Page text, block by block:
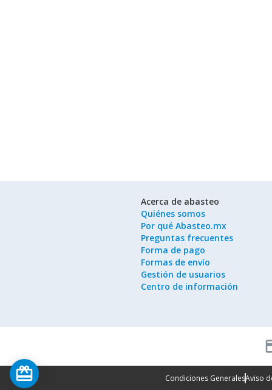
Acerca de abasteo
Quiénes somos
Por qué Abasteo.mx
Preguntas frecuentes
Forma de pago
Formas de envío
Gestión de usuarios
Centro de información
Condiciones GeneralesAviso
card_giftcard